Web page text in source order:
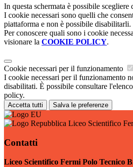
In questa schermata è possibile
I cookie necessari sono quelli che
piattaforma e non è possibile disabilitarli.
Per conoscere quali sono i cookie
visionare la COOKIE POLICY.
Cookie necessari per il funzionamento
I cookie necessari per il funzionamento
disabilitati. È possibile consultare
policy.
Accetta tutti Salva le preferenze
Liceo Scientifico
Contatti
Liceo Scientifico Fermi Polo Tecnico